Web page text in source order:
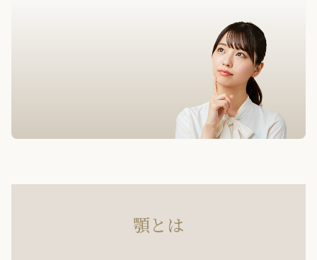
顎とは